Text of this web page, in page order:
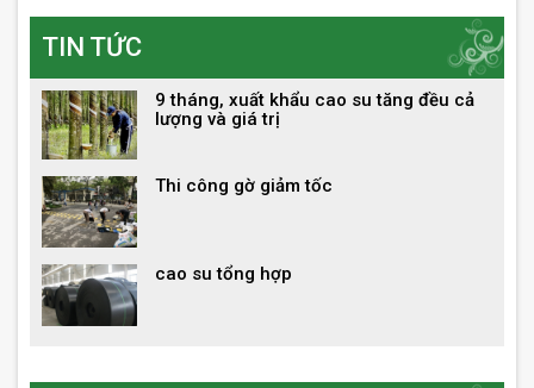
TIN TỨC
9 tháng, xuất khẩu cao su tăng đều cả
lượng và giá trị
Thi công gờ giảm tốc
cao su tổng hợp